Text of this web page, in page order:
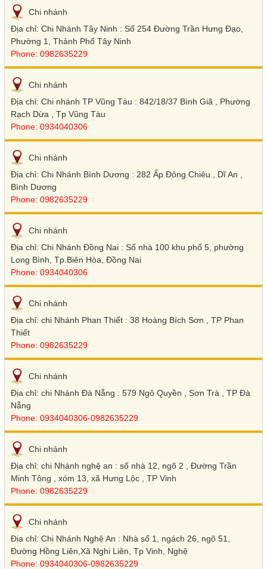
Chi nhánh
Địa chỉ: Chi Nhánh Tây Ninh : Số 254 Đường Trần Hưng Đạo,
Phường 1, Thành Phố Tây Ninh
Phone: 0982635229
Chi nhánh
Địa chỉ: Chi nhánh TP Vũng Tàu : 842/18/37 Bình Giã , Phường
Rạch Dừa , Tp Vũng Tàu
Phone: 0934040306
Chi nhánh
Địa chỉ: Chi Nhánh Bình Dương : 282 Ấp Đông Chiêu , Dĩ An ,
Bình Dương
Phone: 0982635229
Chi nhánh
Địa chỉ: Chi Nhánh Đồng Nai : Số nhà 100 khu phố 5, phường
Long Bình, Tp.Biên Hòa, Đồng Nai
Phone: 0934040306
Chi nhánh
Địa chỉ: chi Nhánh Phan Thiết : 38 Hoàng Bích Sơn , TP Phan
Thiết
Phone: 0982635229
Chi nhánh
Địa chỉ: chi Nhánh Đà Nẵng : 579 Ngô Quyền , Sơn Trà , TP Đà
Nẵng
Phone: 0934040306-0982635229
Chi nhánh
Địa chỉ: chi Nhánh nghệ an : số nhà 12, ngõ 2 , Đường Trần
Minh Tông , xóm 13, xã Hưng Lộc , TP Vinh
Phone: 0982635229
Chi nhánh
Địa chỉ: Chi Nhánh Nghệ An : Nhà số 1, ngách 26, ngõ 51,
Đường Hồng Liên,Xã Nghi Liên, Tp Vinh, Nghệ
Phone: 0934040306-0982635229